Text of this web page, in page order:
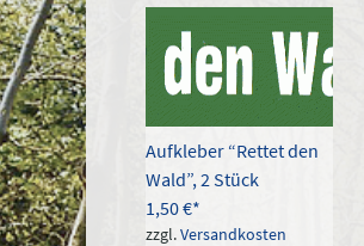
Aufkleber “Rettet den
Wald”, 2 Stück
1,50€
zzgl.Versandkosten